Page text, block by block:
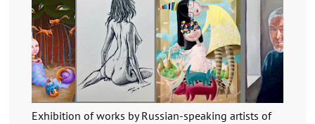
Exhibition of works by Russian-speaking artists of